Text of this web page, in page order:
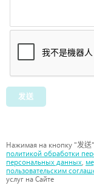
发送
Нажимая на кнопку "发送
политикой обработки
персональных данных,
пользовательским
услуг на Сайте